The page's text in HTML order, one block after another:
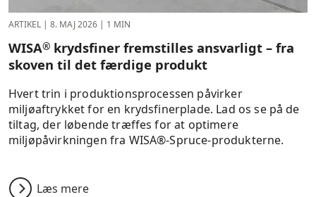
ARTIKEL | 8. MAJ 2026 | 1 MIN
WISA® krydsfiner fremstilles ansvarligt – fra
skoven til det færdige produkt
Hvert trin i produktionsprocessen påvirker
miljøaftrykket for en krydsfinerplade. Lad os se på de
tiltag, der løbende træffes for at optimere
miljøpåvirkningen fra WISA®-Spruce‑produkterne.
Læs mere